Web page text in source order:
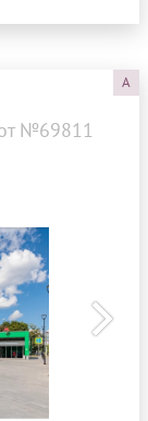
A
№69811